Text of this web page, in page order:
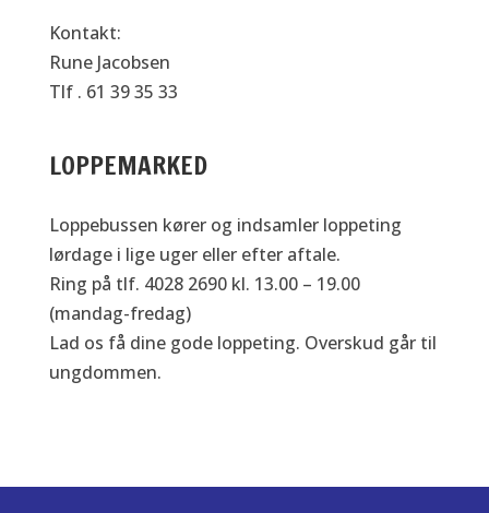
Kontakt:
Rune Jacobsen
Tlf . 61 39 35 33
LOPPEMARKED
Loppebussen kører og indsamler loppeting
lørdage i lige uger eller efter aftale.
Ring på tlf. 4028 2690 kl. 13.00 – 19.00
(mandag-fredag)
Lad os få dine gode loppeting. Overskud går til
ungdommen.